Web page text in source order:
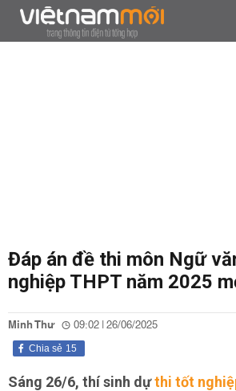
Đáp án đề thi môn Ngữ
nghiệp THPT năm 2025
Minh Thư 09:02 | 26/06/2025
15
Chia sẻ
Sáng 26/6, thí sinh dựthi tốt